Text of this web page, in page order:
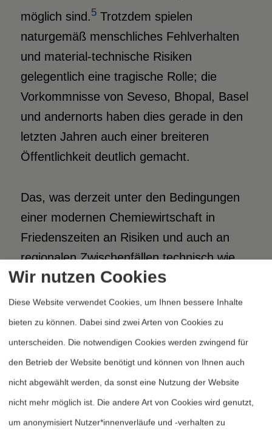
möglich sind.5Trotzdem spielen
naturgemäß menschliches Fehlverhalten
und material-technische Risiken
gelegentlich eine tragische Rolle; die
Vorkommnisse von Seveso, Bhopal, Basel
und andernorts haben dies gerade in den
letzten Jahren auch einer breiteren
Öffentlichkeit deutlich gemacht.
Das, was derzeit unter den Bedingungen
einer modernen Chemiewirtschaft in
Friedenszeiten an Risiken und auch an
regionalen Zwischenfällen technisch wie
organisatorisch erwiesenermaßen
beherrschbar ist, würde schon beim
Einsatz der heute vorhandenen
konventionellen Kriegsmittel Katastrophen
auslösen, gegen die alle bisherigen zivilen
Zwischenfälle in der chemischen Industrie
sich wie ein Regentropfen zu einem
Wolkenbruch verhalten. Allein schon ein
Wir nutzen Cookies
Diese Website verwendet Cookies, um Ihnen bessere Inhalte
bieten zu können. Dabei sind zwei Arten von Cookies zu
unterscheiden. Die notwendigen Cookies werden zwingend für
den Betrieb der Website benötigt und können von Ihnen auch
nicht abgewählt werden, da sonst eine Nutzung der Website
nicht mehr möglich ist. Die andere Art von Cookies wird genutzt,
um anonymisiert Nutzer*innenverläufe und -verhalten zu